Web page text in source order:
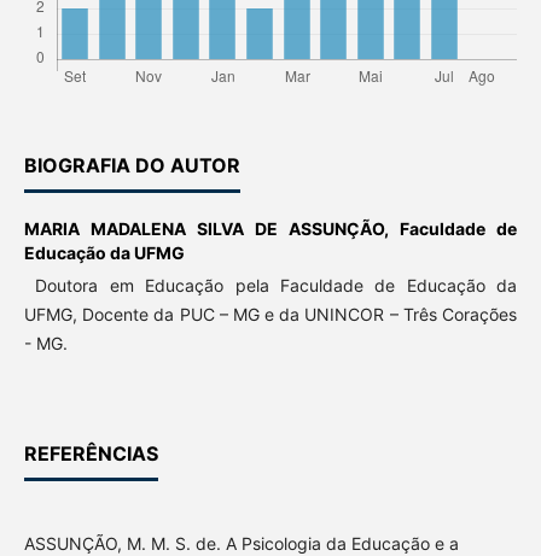
BIOGRAFIA DO AUTOR
MARIA MADALENA SILVA DE ASSUNÇÃO,Faculdade de
Educação da UFMG
Doutora em Educação pela Faculdade de Educação da
UFMG, Docente da PUC – MG e da UNINCOR – Três Corações
- MG.
REFERÊNCIAS
ASSUNÇÃO, M. M. S. de. A Psicologia da Educação e a